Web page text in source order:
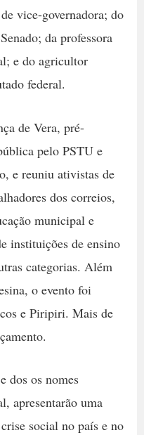
vice-governadora; do
da professora
e do agricultor
federal.
de Vera, pré-
pelo PSTU e
e reuniu ativistas de
dos correios,
municipal e
instituições de ensino
categorias. Além
o evento foi
e Piripiri. Mais de
dos os nomes
apresentarão uma
social no país e no